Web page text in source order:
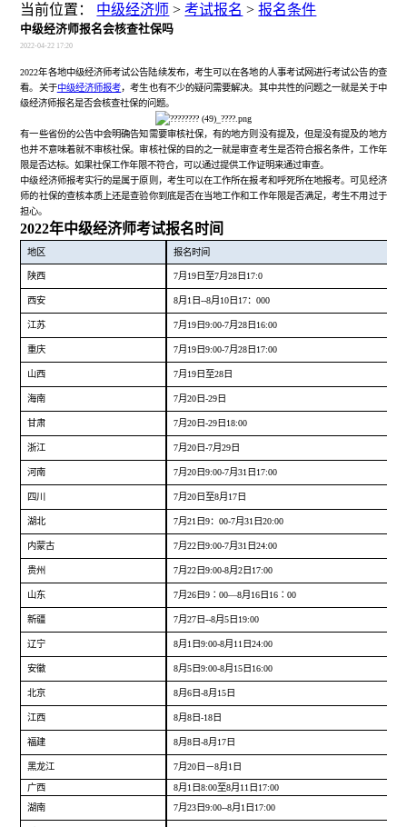
当前位置： 中级经济师 >考试报名 >报名条件
中级经济师报名会核查社保吗
2022-04-22 17:20
2022年各地中级经济师考试公告陆续发布，考生可以在各地的人事考试网进行考试公告的查
看。关于中级经济师报考，考生也有不少的疑问需要解决。其中共性的问题之一就是关于中
级经济师报名是否会核查社保的问题。
有一些省份的公告中会明确告知需要审核社保，有的地方则没有提及，但是没有提及的地方
也并不意味着就不审核社保。审核社保的目的之一就是审查考生是否符合报名条件，工作年
限是否达标。如果社保工作年限不符合，可以通过提供工作证明来通过审查。
中级经济师报考实行的是属于原则，考生可以在工作所在报考和呼死所在地报考。可见经济
师的社保的查核本质上还是查验你到底是否在当地工作和工作年限是否满足，考生不用过于
担心。
2022年中级经济师考试报名时间
地区 报名时间
陕西 7月19日至7月28日17:0
西安 8月1日--8月10日17：000
江苏 7月19日9:00-7月28日16:00
重庆 7月19日9:00-7月28日17:00
山西 7月19日至28日
海南 7月20日-29日
甘肃 7月20日-29日18:00
浙江 7月20日-7月29日
河南 7月20日9:00-7月31日17:00
四川 7月20日至8月17日
湖北 7月21日9：00-7月31日20:00
内蒙古 7月22日9:00-7月31日24:00
贵州 7月22日9:00-8月2日17:00
山东 7月26日9∶00—8月16日16∶00
新疆 7月27日--8月5日19:00
辽宁 8月1日9:00-8月11日24:00
安徽 8月5日9:00-8月15日16:00
北京 8月6日-8月15日
江西 8月8日-18日
福建 8月8日-8月17日
黑龙江 7月20日－8月1日
广西
8月1日8:00至8月11日17:00
湖南
7月23日9:00--8月1日17:00